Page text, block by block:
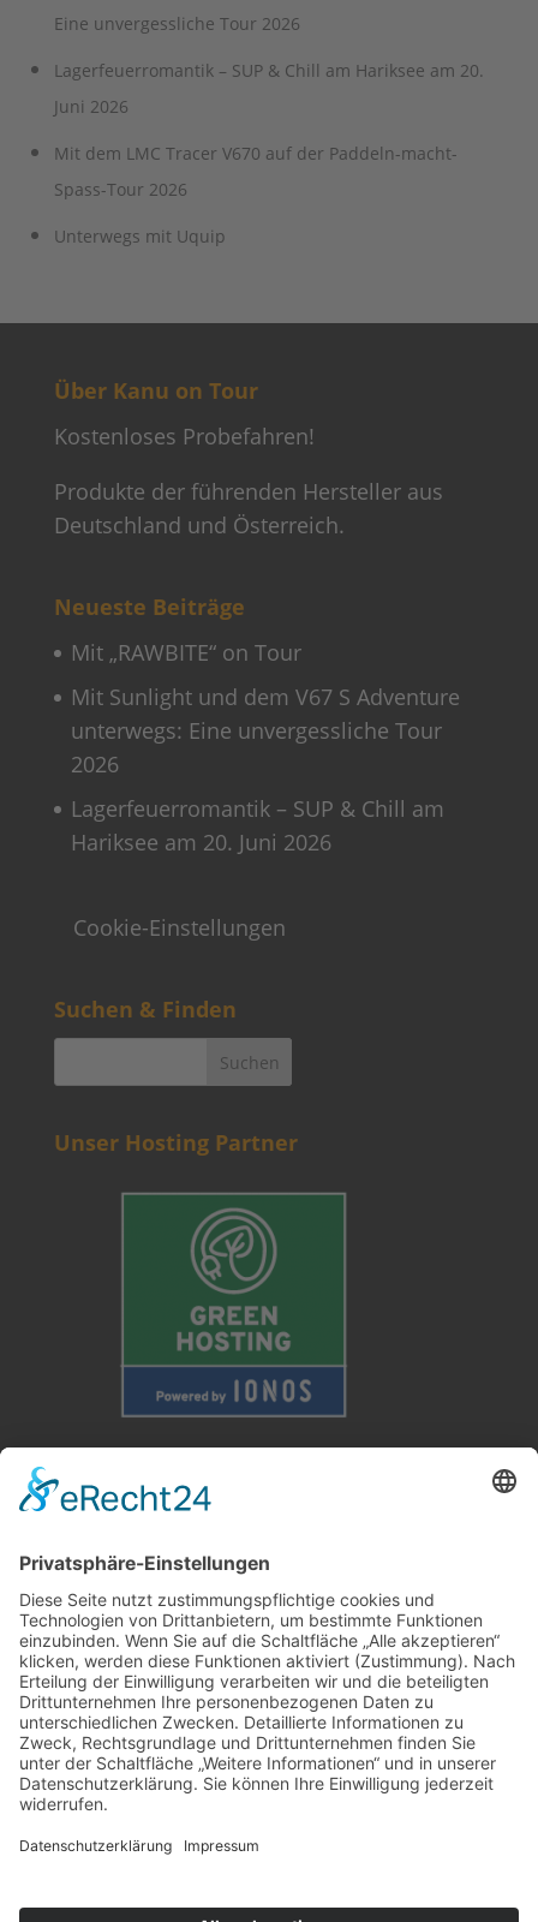
Eine unvergessliche Tour 2026
Lagerfeuerromantik – SUP & Chill am Hariksee am 20.
Juni 2026
Mit dem LMC Tracer V670 auf der Paddeln-macht-
Spass-Tour 2026
Unterwegs mit Uquip
Über Kanu on Tour
Kostenloses Probefahren!
Produkte der führenden Hersteller aus
Deutschland und Österreich.
Neueste Beiträge
Mit „RAWBITE“ on Tour
Mit Sunlight und dem V67 S Adventure
unterwegs: Eine unvergessliche Tour
2026
Lagerfeuerromantik – SUP & Chill am
Hariksee am 20. Juni 2026
Cookie-Einstellungen
Suchen & Finden
Unser Hosting Partner
Weitere Informationen
Kontakt
Newsletter
FAQ
Schlagworte
Datenschutz
Impressum